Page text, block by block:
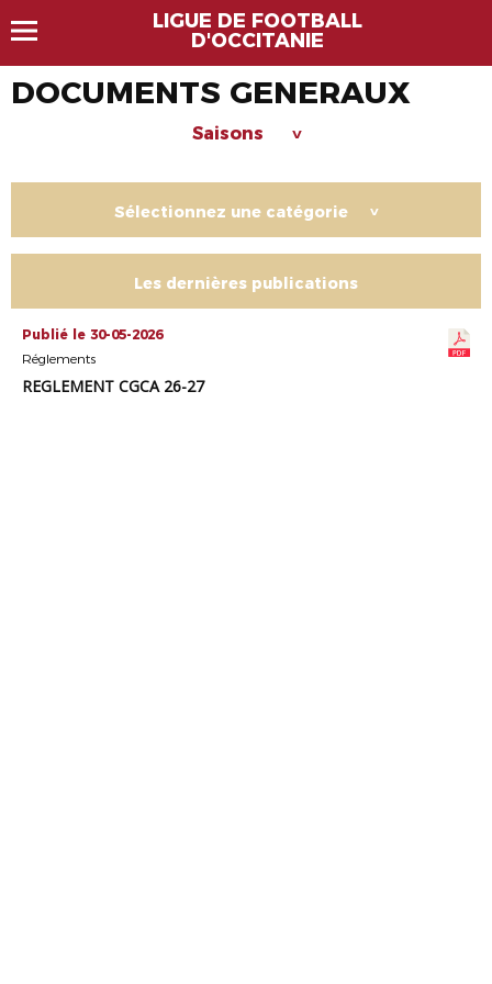
LIGUE DE FOOTBALL
D'OCCITANIE
DOCUMENTS GENERAUX
Saisons >
Sélectionnez une catégorie >
Les dernières publications
Publié le 30-05-2026
Réglements
REGLEMENT CGCA 26-27